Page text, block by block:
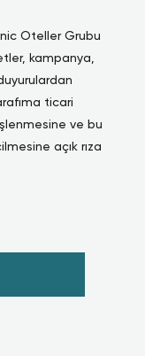
Oteller Grubu
kampanya,
ticari
ve bu
açık rıza